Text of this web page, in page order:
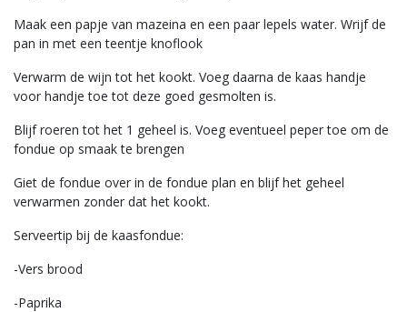
Maak een papje van mazeina en een paar lepels water. Wrijf de
pan in met een teentje knoflook
Verwarm de wijn tot het kookt. Voeg daarna de kaas handje
voor handje toe tot deze goed gesmolten is.
Blijf roeren tot het 1 geheel is. Voeg eventueel peper toe om de
fondue op smaak te brengen
Giet de fondue over in de fondue plan en blijf het geheel
verwarmen zonder dat het kookt.
Serveertip bij de kaasfondue:
-Vers brood
-Paprika